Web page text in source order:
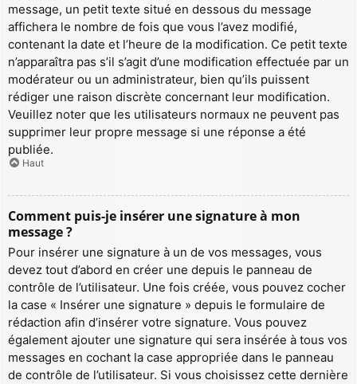
message, un petit texte situé en dessous du message
affichera le nombre de fois que vous l’avez modifié,
contenant la date et l’heure de la modification. Ce petit texte
n’apparaîtra pas s’il s’agit d’une modification effectuée par un
modérateur ou un administrateur, bien qu’ils puissent
rédiger une raison discrète concernant leur modification.
Veuillez noter que les utilisateurs normaux ne peuvent pas
supprimer leur propre message si une réponse a été
publiée.
Haut
Comment puis-je insérer une signature à mon
message ?
Pour insérer une signature à un de vos messages, vous
devez tout d’abord en créer une depuis le panneau de
contrôle de l’utilisateur. Une fois créée, vous pouvez cocher
la case « Insérer une signature » depuis le formulaire de
rédaction afin d’insérer votre signature. Vous pouvez
également ajouter une signature qui sera insérée à tous vos
messages en cochant la case appropriée dans le panneau
de contrôle de l’utilisateur. Si vous choisissez cette dernière